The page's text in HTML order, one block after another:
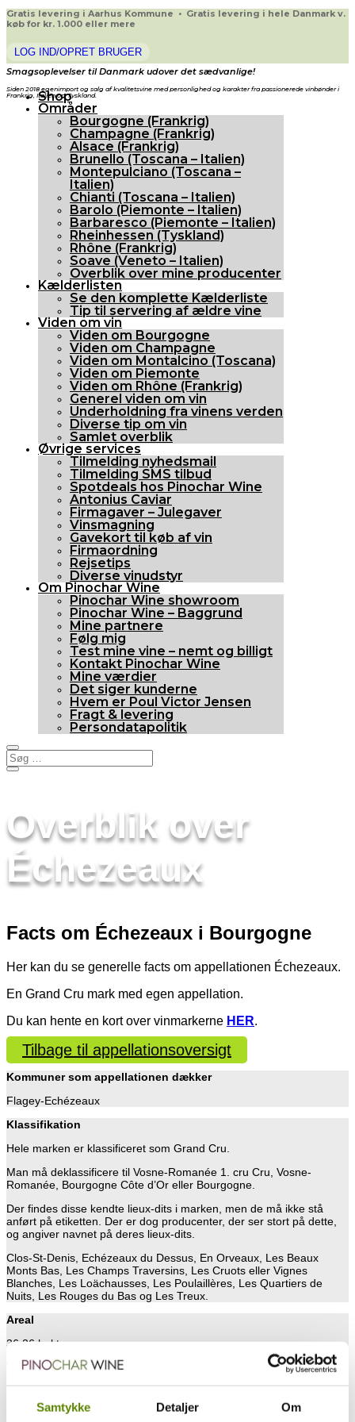
Samtykke Detaljer Om
Gratis levering i Aarhus Kommune • Gratis levering i hele Danmark v.
køb for kr. 1.000 eller mere
LOG IND/OPRET BRUGER
Smagsoplevelser til Danmark udover det sædvanlige!
Siden 2018 egenimport og salg af kvalitetsvine med personlighed og karakter fra passionerede vinbønder i
Frankrig, Italien og Tyskland.
Shop
Områder
Bourgogne (Frankrig)
Champagne (Frankrig)
Alsace (Frankrig)
Brunello (Toscana – Italien)
Montepulciano (Toscana –
Italien)
Chianti (Toscana – Italien)
Barolo (Piemonte – Italien)
Barbaresco (Piemonte – Italien)
Rheinhessen (Tyskland)
Rhône (Frankrig)
Soave (Veneto – Italien)
Overblik over mine producenter
Kælderlisten
Se den komplette Kælderliste
Tip til servering af ældre vine
Viden om vin
Viden om Bourgogne
Viden om Champagne
Viden om Montalcino (Toscana)
Viden om Piemonte
Viden om Rhône (Frankrig)
Generel viden om vin
Underholdning fra vinens verden
Diverse tip om vin
Samlet overblik
Øvrige services
Tilmelding nyhedsmail
Tilmelding SMS tilbud
Spotdeals hos Pinochar Wine
Antonius Caviar
Firmagaver – Julegaver
Vinsmagning
Gavekort til køb af vin
Firmaordning
Rejsetips
Diverse vinudstyr
Om Pinochar Wine
Pinochar Wine showroom
Pinochar Wine – Baggrund
Mine partnere
Følg mig
Test mine vine – nemt og billigt
Kontakt Pinochar Wine
Mine værdier
Det siger kunderne
Hvem er Poul Victor Jensen
Fragt & levering
Persondatapolitik
Overblik over
Échezeaux
Facts om Échezeaux i Bourgogne
Her kan du se generelle facts om appellationen Échezeaux.
En Grand Cru mark med egen appellation.
Du kan hente en kort over vinmarkerne HER.
Tilbage til appellationsoversigt
Kommuner som appellationen dækker
Flagey-Echézeaux
Klassifikation
Hele marken er klassificeret som Grand Cru.
Man må deklassificere til Vosne-Romanée 1. cru Cru, Vosne-
Romanée, Bourgogne Côte d’Or eller Bourgogne.
Der findes disse kendte lieux-dits i marken, men de må ikke stå
anført på etiketten. Der er dog producenter, der ser stort på dette,
og angiver navnet på deres lieux-dits.
Clos-St-Denis, Echézeaux du Dessus, En Orveaux, Les Beaux
Monts Bas, Les Champs Traversins, Les Cruots eller Vignes
Blanches, Les Loächausses, Les Poulaillères, Les Quartiers de
Nuits, Les Rouges du Bas og Les Treux.
Areal
36,26 hektar
Vine
Der må faktisk suppleres med Chardonnay, Pinot Blanc og Pinot